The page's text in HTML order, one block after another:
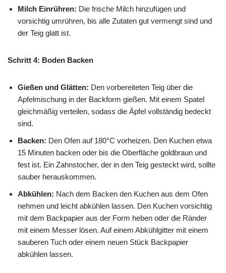
Milch Einrühren: Die frische Milch hinzufügen und
vorsichtig umrühren, bis alle Zutaten gut vermengt sind und
der Teig glatt ist.
Schritt 4: Boden Backen
Gießen und Glätten: Den vorbereiteten Teig über die
Apfelmischung in der Backform gießen. Mit einem Spatel
gleichmäßig verteilen, sodass die Äpfel vollständig bedeckt
sind.
Backen: Den Ofen auf 180°C vorheizen. Den Kuchen etwa
15 Minuten backen oder bis die Oberfläche goldbraun und
fest ist. Ein Zahnstocher, der in den Teig gesteckt wird, sollte
sauber herauskommen.
Abkühlen: Nach dem Backen den Kuchen aus dem Ofen
nehmen und leicht abkühlen lassen. Den Kuchen vorsichtig
mit dem Backpapier aus der Form heben oder die Ränder
mit einem Messer lösen. Auf einem Abkühlgitter mit einem
sauberen Tuch oder einem neuen Stück Backpapier
abkühlen lassen.